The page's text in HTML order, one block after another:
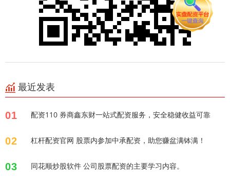
最近发表
01 配资110 券商鑫东财一站式配资服务，安全稳健收益可靠
02 杠杆配资官网 股票内参加中承配资，助您赚盆满钵满！
03 同花顺炒股软件 公司股票配资的主要学习内容。